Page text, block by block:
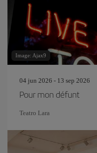
Image: Ajax9
04 jun 2026 - 13 sep 2026
Pour mon défunt
Teatro Lara